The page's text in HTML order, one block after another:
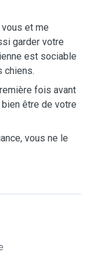
et me
garder votre
est sociable
chiens.
fois avant
être de votre
vous ne le